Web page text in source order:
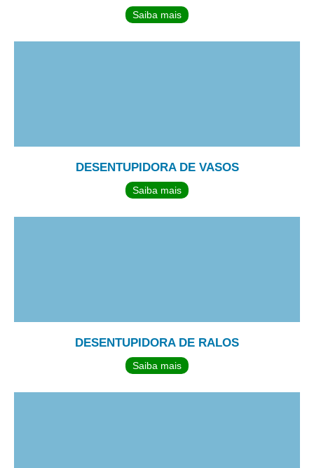
Saiba mais
DESENTUPIDORA DE VASOS
Saiba mais
DESENTUPIDORA DE RALOS
Saiba mais